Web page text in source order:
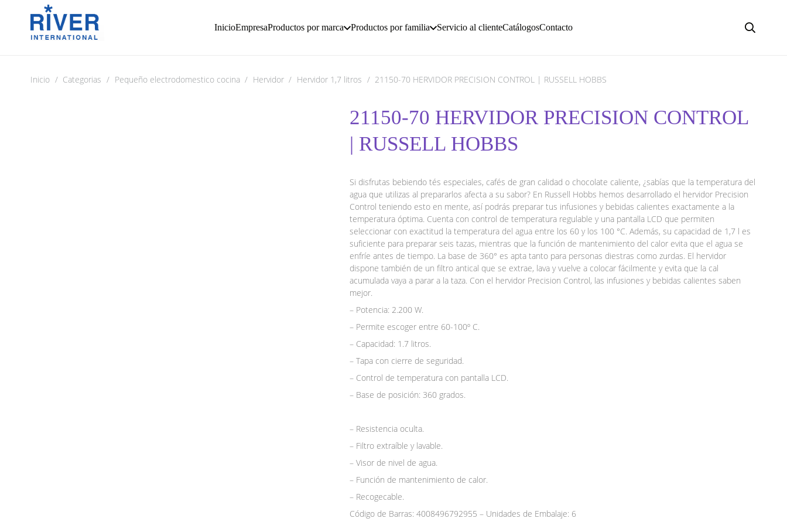
InicioEmpresaProductos por marca Productos por familia Servicio al clienteCatálogosContacto
Inicio / Categorias / Pequeño electrodomestico cocina / Hervidor / Hervidor 1,7 litros / 21150-70 HERVIDOR PRECISION CONTROL | RUSSELL HOBBS
21150-70 HERVIDOR PRECISION CONTROL
| RUSSELL HOBBS
Si disfrutas bebiendo tés especiales, cafés de gran calidad o chocolate caliente, ¿sabías que la temperatura del
agua que utilizas al prepararlos afecta a su sabor? En Russell Hobbs hemos desarrollado el hervidor Precision
Control teniendo esto en mente, así podrás preparar tus infusiones y bebidas calientes exactamente a la
temperatura óptima. Cuenta con control de temperatura regulable y una pantalla LCD que permiten
seleccionar con exactitud la temperatura del agua entre los 60 y los 100 °C. Además, su capacidad de 1,7 l es
suficiente para preparar seis tazas, mientras que la función de mantenimiento del calor evita que el agua se
enfríe antes de tiempo. La base de 360° es apta tanto para personas diestras como zurdas. El hervidor
dispone también de un filtro antical que se extrae, lava y vuelve a colocar fácilmente y evita que la cal
acumulada vaya a parar a la taza. Con el hervidor Precision Control, las infusiones y bebidas calientes saben
mejor.
– Potencia: 2.200 W.
– Permite escoger entre 60-100º C.
– Capacidad: 1.7 litros.
– Tapa con cierre de seguridad.
– Control de temperatura con pantalla LCD.
– Base de posición: 360 grados.
– Resistencia oculta.
– Filtro extraíble y lavable.
– Visor de nivel de agua.
– Función de mantenimiento de calor.
– Recogecable.
Código de Barras: 4008496792955 – Unidades de Embalaje: 6